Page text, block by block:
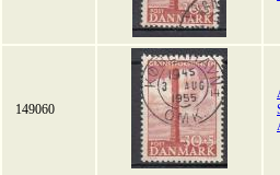
149060